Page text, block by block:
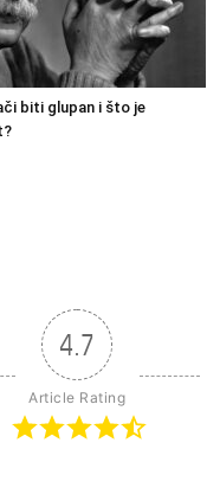
biti glupan i što je
4.7
Article Rating